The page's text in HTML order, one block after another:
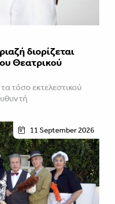
διορίζεται
Θεατρικού
τόσο εκτελεστικού
11 September 2026